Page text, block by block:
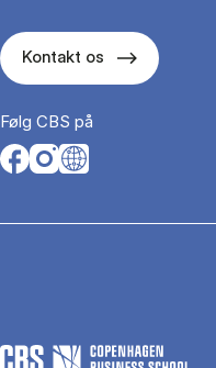
Kontakt os
Følg CBS på
Opens in a new tab
Opens in a new tab
Opens in a new tab